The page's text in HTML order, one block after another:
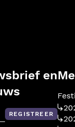
en
REGISTREER